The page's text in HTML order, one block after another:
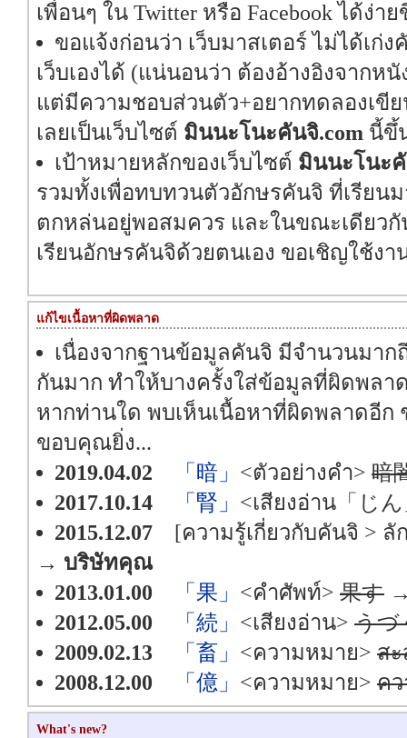
เพื่อนๆ ใน Twitter หรือ Facebook ได้ง่า
ขอแจ้งก่อนว่า เว็บมาสเตอร์ ไม่ได้เก่
เว็บเองได้ (แน่นอนว่า ต้องอ้างอิงจากห
แต่มีความชอบส่วนตัว+อยากทดลองเขี
เลยเป็นเว็บไซต์ มินนะโนะคันจิ.com นี้ขึ้
เป้าหมายหลักของเว็บไซต์ มินนะโนะ
รวมทั้งเพื่อทบทวนตัวอักษรคันจิ ที่เรียน
ตกหล่นอยู่พอสมควร และในขณะเดียวกั
เรียนอักษรคันจิด้วยตนเอง ขอเชิญใช้งา
แก้ไขเนื้อหาที่ผิดพลาด
เนื่องจากฐานข้อมูลคันจิ มีจำนวนมาก
กันมาก ทำให้บางครั้งใส่ข้อมูลที่ผิดพล
หากท่านใด พบเห็นเนื้อหาที่ผิดพลาดอีก
ขอบคุณยิ่ง...
2019.04.02
「暗」 <ตัวอย่างคำ> 暗
2017.10.14
「腎」 <เสียงอ่าน「じ
2015.12.07 [ความรู้เกี่ยวกับคันจิ > ลั
→ บริษัทคุณ
2013.01.00
「果」 <คำศัพท์> 果す
2012.05.00
「続」 <เสียงอ่าน> うづ
2009.02.13
「畜」 <ความหมาย> ส
2008.12.00
「億」 <ความหมาย> คว
What's new?